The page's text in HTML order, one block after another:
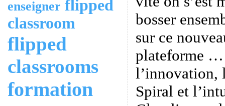
enseigner flipped
classroom
flipped
classrooms
formation
bosser
sur ce
plateforme …
l’innovation,
Spiral et